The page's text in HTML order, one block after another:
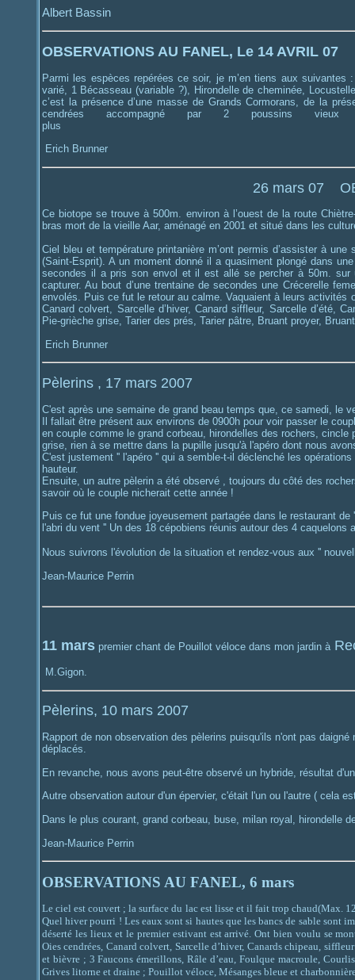
Albert Bassin
OBSERVATIONS AU FANEL, Le 14 AVRIL 07
Parmi les espèces repérées ce soir, je m’en tiens aux
varié, 1 Bécasseau (variable ?), Hirondelle de cheminée,
c’est la présence d’une masse de Grands Cormorans, de la
cendrées accompagné par 2 poussins
plus
Erich Brunner
26 mars 07
Ce biotope se trouve à 500m. environ à l’ouest de la route
bras mort de la vieille Aar, aménagé en 2001 et situé dans les
Ciel bleu et température printanière m’ont permis d’assister à
(Saint-Esprit). A un moment donné il a quasiment plongé dans
secondes il a pris son envol et il est allé se percher à 50m. sur
capturer. Au bout d’une trentaine de secondes une Crécerelle
envolés. Puis ce fut le retour au calme. Vaquaient à leurs activités
Canard colvert, Sarcelle d’hiver, Canard siffleur, Sarcelle d’été,
Pie-grièche grise, Tarier des prés, Tarier pâtre, Bruant proyer,
Erich Brunner
Pèlerins , 17 mars 2007
C'est après une semaine de grand beau temps que, ce samedi, le
Il fallait être présent aux environs de 0900h pour voir passer le
en couple comme le grand corbeau, hirondelles des rochers,
grise, rien à se mettre dans la pupille jusqu'à l'apéro dont nous
C'est justement '' l'apéro '' qui a semble-t-il déclenché les
hauteur.
Ensuite, un autre pèlerin a été observé , toujours du côté des
savoir où le couple nicherait cette année !
Puis ce fut une fondue joyeusement partagée dans le restaurant
l'abri du vent '' Un des 18 cépobiens réunis autour des 4
Nous suivrons l'évolution de la situation et rendez-vous aux ''
Jean-Maurice Perrin
11 mars premier chant de Pouillot véloce dans mon jardin à
M.Gigon.
Pèlerins, 10 mars 2007
Rapport de non observation des pèlerins puisqu'ils n'ont pas
déplacés.
En revanche, nous avons peut-être observé un hybride, résultat
Autre observation autour d'un épervier, c'était l'un ou l'autre ( cela
Dans le plus courant, grand corbeau, buse, milan royal, hirondelle
Jean-Maurice Perrin
OBSERVATIONS AU FANEL, 6 mars
Le ciel est couvert ; la surface du lac est lisse et il fait trop chaud(Max.
Quel hiver pourri ! Les eaux sont si hautes que les bancs de sable sont
déserté les lieux et le premier estivant est arrivé. Ont bien voulu se
Oies cendrées, Canard colvert, Sarcelle d’hiver, Canards chipeau,
et bièvre ; 3 Faucons émerillons, Râle d’eau, Foulque macroule,
Grives litorne et draine ; Pouillot véloce, Mésanges bleue et